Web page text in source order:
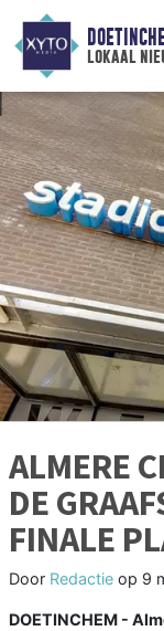
lokaal
ALMERE
DE
FINALE
Door Redactie op 9
DOETINCHEM -